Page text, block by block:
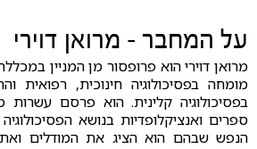
על המחבר - מרואן דוירי
מרואן דוירי הוא פרופסור מן המניין
מומחה בפסיכולוגיה חינוכית, רפואית
בפסיכולוגיה קלינית. הוא פרסם
ספרים ואנציקלופדיות בנושא
הנפש שבהם הוא הציג את המודלים ואת